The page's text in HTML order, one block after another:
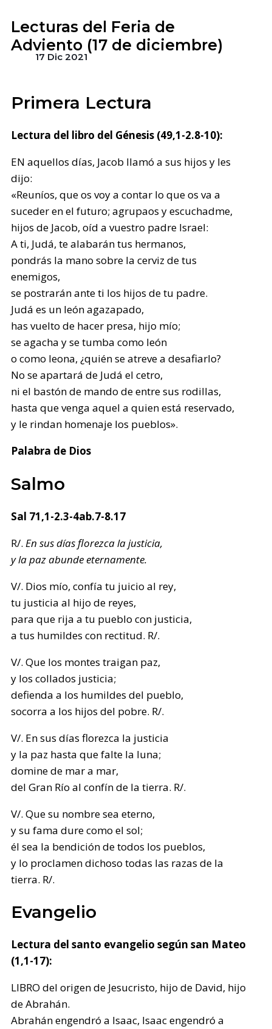
Lecturas del Feria de
Adviento (17 de diciembre)
17 Dic 2021
Primera Lectura
Lectura del libro del Génesis (49,1-2.8-10):
EN aquellos días, Jacob llamó a sus hijos y les
dijo:
«Reuníos, que os voy a contar lo que os va a
suceder en el futuro; agrupaos y escuchadme,
hijos de Jacob, oíd a vuestro padre Israel:
A ti, Judá, te alabarán tus hermanos,
pondrás la mano sobre la cerviz de tus
enemigos,
se postrarán ante ti los hijos de tu padre.
Judá es un león agazapado,
has vuelto de hacer presa, hijo mío;
se agacha y se tumba como león
o como leona, ¿quién se atreve a desafiarlo?
No se apartará de Judá el cetro,
ni el bastón de mando de entre sus rodillas,
hasta que venga aquel a quien está reservado,
y le rindan homenaje los pueblos».
Palabra de Dios
Salmo
Sal 71,1-2.3-4ab.7-8.17
R/.En sus días florezca la justicia,
y la paz abunde eternamente.
V/. Dios mío, confía tu juicio al rey,
tu justicia al hijo de reyes,
para que rija a tu pueblo con justicia,
a tus humildes con rectitud. R/.
V/. Que los montes traigan paz,
y los collados justicia;
defienda a los humildes del pueblo,
socorra a los hijos del pobre. R/.
V/. En sus días florezca la justicia
y la paz hasta que falte la luna;
domine de mar a mar,
del Gran Río al confín de la tierra. R/.
V/. Que su nombre sea eterno,
y su fama dure como el sol;
él sea la bendición de todos los pueblos,
y lo proclamen dichoso todas las razas de la
tierra. R/.
Evangelio
Lectura del santo evangelio según san Mateo
(1,1-17):
LIBRO del origen de Jesucristo, hijo de David, hijo
de Abrahán.
Abrahán engendró a Isaac, Isaac engendró a